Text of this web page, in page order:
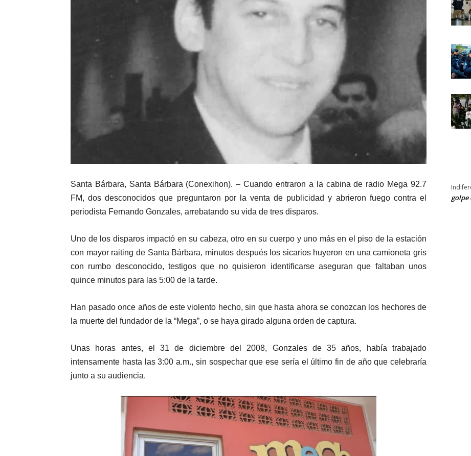
Santa Bárbara, Santa Bárbara (Conexihon). – Cuando entraron a la cabina de radio Mega 92.7
FM, dos desconocidos que preguntaron por la venta de publicidad y abrieron fuego contra el
periodista Fernando Gonzales, arrebatando su vida de tres disparos.
Uno de los disparos impactó en su cabeza, otro en su cuerpo y uno más en el piso de la estación
con mayor raiting de Santa Bárbara, minutos después los sicarios huyeron en una camioneta gris
con rumbo desconocido, testigos que no quisieron identificarse aseguran que faltaban unos
quince minutos para las 5:00 de la tarde.
Han pasado once años de este violento hecho, sin que hasta ahora se conozcan los hechores de
la muerte del fundador de la “Mega”, o se haya girado alguna orden de captura.
Unas horas antes, el 31 de diciembre del 2008, Gonzales de 35 años, había trabajado
intensamente hasta las 3:00 a.m., sin sospechar que ese sería el último fin de año que celebraría
junto a su audiencia.
golpe